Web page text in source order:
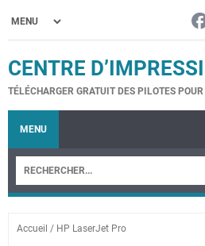
CENTRE
TÉLÉCHARGER GRATUIT DES PILOTES
MENU
Accueil / HP LaserJet Pro